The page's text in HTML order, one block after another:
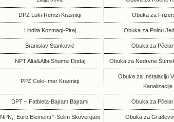
DPZ Luki-Remzi Krasniqi Obuka za
Lindita Kozmaqi-Piraj Obuka za Polnu
Branislav Stanković Obuka za
NPT Alta&Albi-Shumsi Dodaj Obuka za Nedrvne
PPZ Ceki-Imer Krasniqi
Obuka za Instalaciju
Kanalizacije
DPT – Fatbleta-Bajram Bajrami Obuka za
NPN,, Euro Elementi “-Selim Skoverqani Obuka za